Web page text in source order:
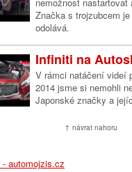
Značka s trojzubcem
odolává.
Infiniti na
V rámci natáčení videí
2014 jsme si nemohli
Japonské značky a
↑ návrat nahoru